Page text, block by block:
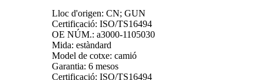
Lloc d'origen: CN; GUN
Certificació: ISO/TS16494
OE NÚM.: a3000-1105030
Mida: estàndard
Model de cotxe: camió
Garantia: 6 mesos
Certificació: ISO/TS16494